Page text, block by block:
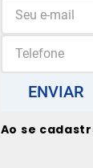
ENVIAR
Ao se